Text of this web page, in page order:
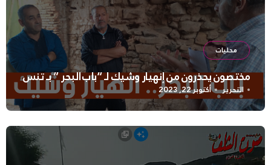
محليات
مختصون يحذرون من إنهيار وشيك لـ “باب البحر ” بـ تنس
التحرير أكتوبر 22, 2023